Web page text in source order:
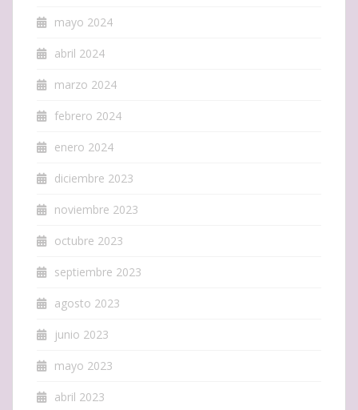
mayo 2024
abril 2024
marzo 2024
febrero 2024
enero 2024
diciembre 2023
noviembre 2023
octubre 2023
septiembre 2023
agosto 2023
junio 2023
mayo 2023
abril 2023